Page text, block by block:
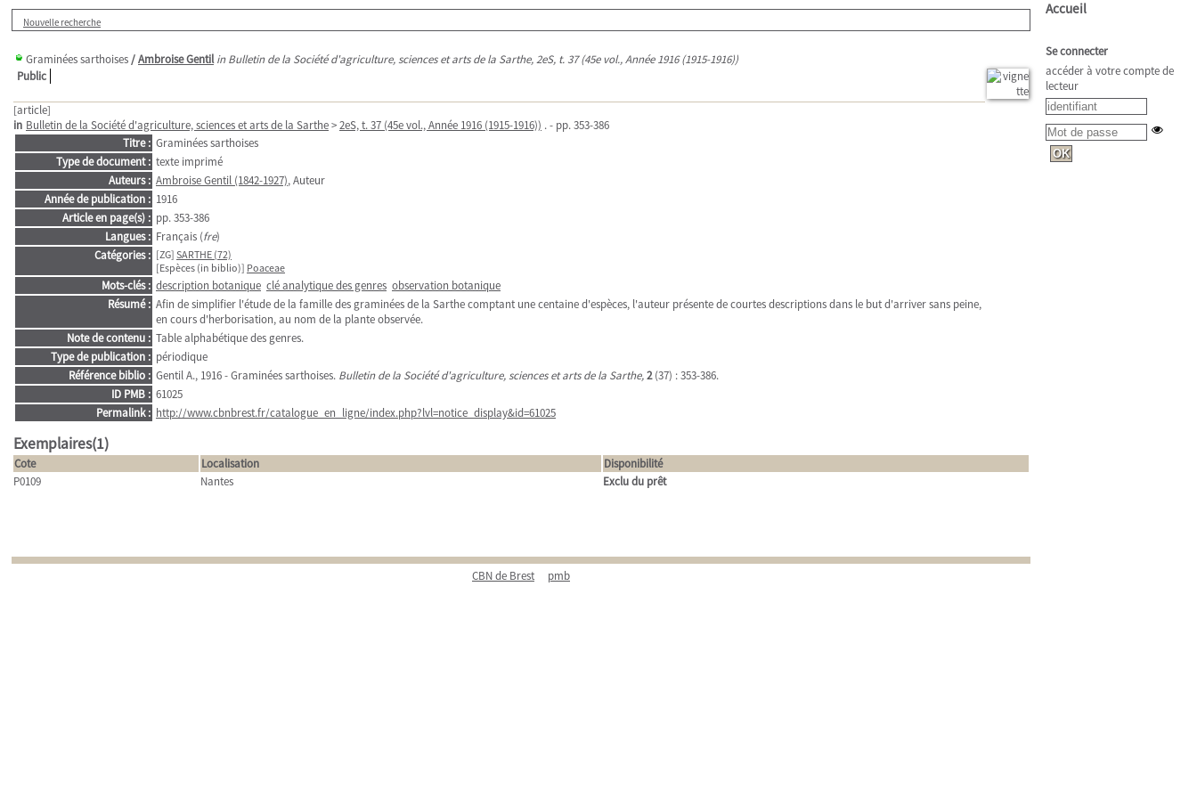
Nouvelle recherche
Graminées sarthoises/Ambroise Gentil in Bulletin de la Société d'agriculture, sciences et arts de la Sarthe, 2eS, t. 37 (45e vol., Année 1916 (1915-1916))
Public
[article]
in Bulletin de la Société d'agriculture, sciences et arts de la Sarthe>2eS, t. 37 (45e vol., Année 1916 (1915-1916)) . - pp. 353-386
Titre : Graminées sarthoises
Type de document : texte imprimé
Auteurs : Ambroise Gentil (1842-1927), Auteur
Année de publication : 1916
Article en page(s) : pp. 353-386
Langues : Français (fre)
Catégories : [ZG] SARTHE (72)
[Espèces (in biblio)] Poaceae
Mots-clés : description botanique clé analytique des genres observation botanique
Résumé : Afin de simplifier l'étude de la famille des graminées de la Sarthe comptant une centaine d'espèces, l'auteur présente de courtes descriptions dans le but d'arriver sans peine,
en cours d'herborisation, au nom de la plante observée.
Note de contenu : Table alphabétique des genres.
Type de publication : périodique
Référence biblio : Gentil A., 1916 - Graminées sarthoises. Bulletin de la Société d'agriculture, sciences et arts de la Sarthe,2(37) : 353-386.
ID PMB : 61025
Permalink : http://www.cbnbrest.fr/catalogue_en_ligne/index.php?lvl=notice_display&id=61025
Exemplaires(1)
Cote Localisation
Disponibilité
P0109
Nantes Exclu du prêt
CBN de Brest pmb
Accueil
Se connecter
accéder à votre compte de
lecteur